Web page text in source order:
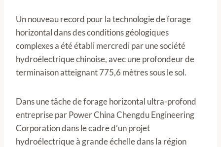
Un nouveau record pour la technologie de forage
horizontal dans des conditions géologiques
complexes a été établi mercredi par une société
hydroélectrique chinoise, avec une profondeur de
terminaison atteignant 775,6 mètres sous le sol.
Dans une tâche de forage horizontal ultra-profond
entreprise par Power China Chengdu Engineering
Corporation dans le cadre d’un projet
hydroélectrique à grande échelle dans la région